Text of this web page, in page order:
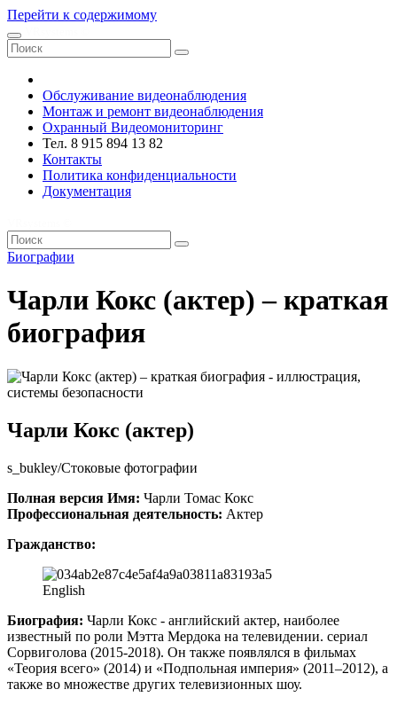
Перейти к содержимому
Обслуживание видеонаблюдения
Монтаж и ремонт видеонаблюдения
Охранный Видеомониторинг
Тел. 8 915 894 13 82
Контакты
Политика конфиденциальности
Документация
Биографии
Чарли Кокс (актер) – краткая
биография
Чарли Кокс (актер)
s_bukley/Стоковые фотографии
Полная версия Имя: Чарли Томас Кокс
Профессиональная деятельность: Актер
Гражданство:
English
Биография: Чарли Кокс - английский актер, наиболее
известный по роли Мэтта Мердока на телевидении. сериал
Сорвиголова (2015-2018). Он также появлялся в фильмах
«Теория всего» (2014) и «Подпольная империя» (2011–2012), а
также во множестве других телевизионных шоу.